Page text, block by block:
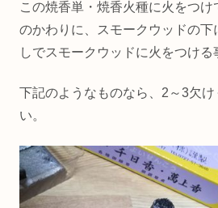
この焼香単・焼香火種に火をつけ
のかわりに、スモークウッドの
しでスモークウッドに火をつける
下記のようなものなら、2～3欠
い。